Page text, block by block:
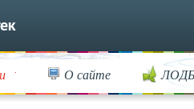
О сайте ЛОДБ